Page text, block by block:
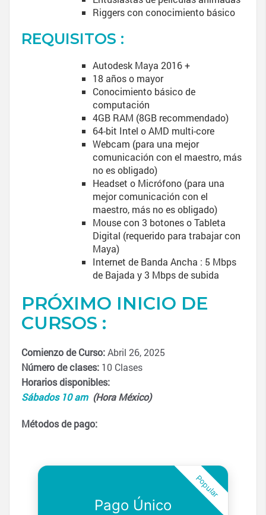
Riggers con conocimiento básico
REQUISITOS :
Autodesk Maya 2016 +
18 años o mayor
Conocimiento básico de
computación
4GB RAM (8GB recommendado)
64-bit Intel o AMD multi-core
Webcam (para una mejor
comunicación con el maestro, más
no es obligado)
Headset o Micrófono (para una
mejor comunicación con el
maestro, más no es obligado)
Mouse con 3 botones o Tableta
Digital (requerido para trabajar con
Maya)
Internet de Banda Ancha : 5 Mbps
de Bajada y 3 Mbps de subida
PRÓXIMO INICIO DE
CURSOS :
Comienzo de Curso:Abril 26, 2025
Número de clases: 10 Clases
Horarios disponibles:
Sábados 10 am (Hora México)
Métodos de pago:
Pago Único
Popular